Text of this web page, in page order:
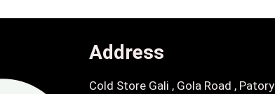
Address
Cold Store Gali , Gola Road , Patory